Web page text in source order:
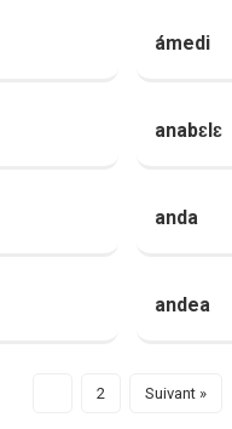
ámedi
anabɛlɛ
anda
andea
2 Suivant »